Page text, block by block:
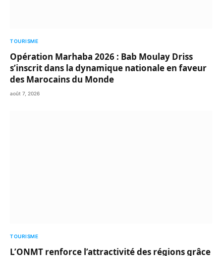
TOURISME
Opération Marhaba 2026 : Bab Moulay Driss
s’inscrit dans la dynamique nationale en faveur
des Marocains du Monde
août 7, 2026
TOURISME
L’ONMT renforce l’attractivité des régions grâce